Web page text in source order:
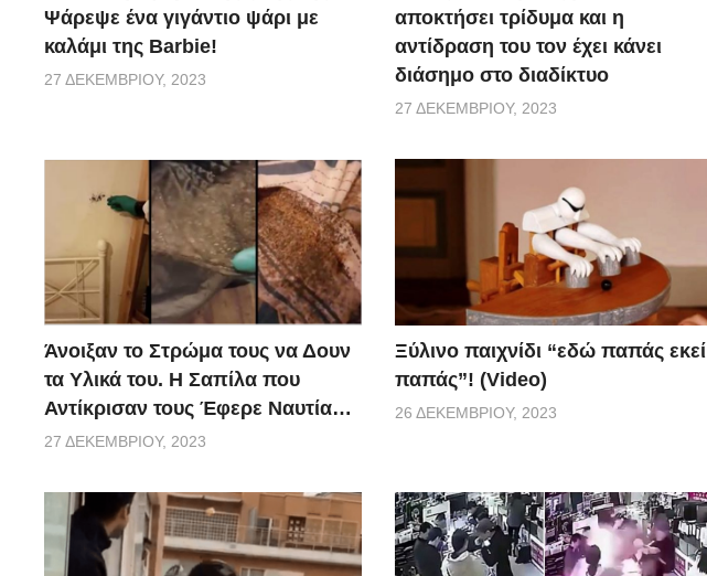
Ψάρεψε ένα γιγάντιο ψάρι με
καλάμι της Barbie!
27 ΔΕΚΕΜΒΡΊΟΥ, 2023
αποκτήσει τρίδυμα και η
αντίδραση του τον έχει κάνει
διάσημο στο διαδίκτυο
27 ΔΕΚΕΜΒΡΊΟΥ, 2023
Άνοιξαν το Στρώμα τους να Δουν
τα Υλικά του. Η Σαπίλα που
Αντίκρισαν τους Έφερε Ναυτία…
27 ΔΕΚΕΜΒΡΊΟΥ, 2023
Ξύλινο παιχνίδι “εδώ παπάς εκεί
παπάς”! (Video)
26 ΔΕΚΕΜΒΡΊΟΥ, 2023